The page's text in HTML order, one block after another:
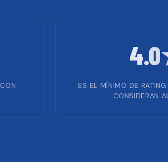
ES EL MÍNIMO DE
CONSIDERAN